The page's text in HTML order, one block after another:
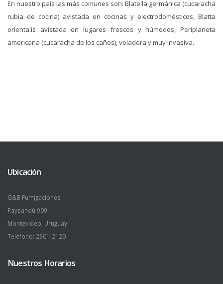
En nuestro país las más comunes son: Blatella germánica (cucaracha
rubia de cocina) avistada en cocinas y electrodomésticos, Blatta
orientalis avistada en lugares frescos y húmedos, Periplaneta
americana (cucaracha de los caños), voladora y muy invasiva.
Ubicación
G&B Fumigaciones
Paysandú 909
Montevideo, Uruguay
Teléfono: 2901-2120
Nuestros Horarios